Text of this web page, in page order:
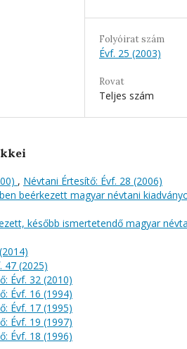
Folyóirat szám
Évf. 25 (2003)
Rovat
Teljes szám
, Névtani Értesítő: Évf. 28 (2006)
beérkezett magyar névtani
később ismertetendő magyar
47 (2025)
Évf. 32 (2010)
Évf. 16 (1994)
Évf. 17 (1995)
Évf. 19 (1997)
Évf. 18 (1996)